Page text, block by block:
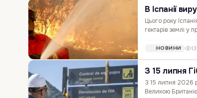
В Іспанії
Цього року
гектарів землі у
НОВИНИ
З 15 липня
З 15 липня 2026
Великою